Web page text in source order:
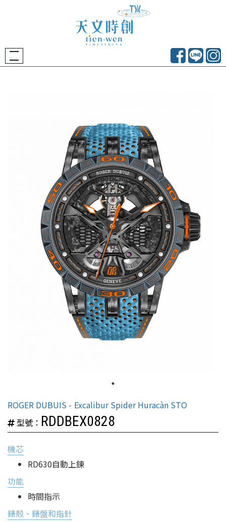
ROGER DUBUIS
Excalibur Spider Huracàn STO
型號： RDDBEX0828
機芯
RD630自動上鍊
功能
時間指示
錶殼、錶盤和指針